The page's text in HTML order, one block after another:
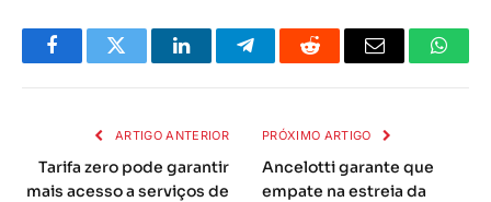
FacebookTwitter LinkedInTelegramaReddit
E-
ARTIGO ANTERIOR
Tarifa zero pode garantir
mais acesso a serviços de
PRÓXIMO ARTIGO
Ancelotti garante que
empate na estreia da